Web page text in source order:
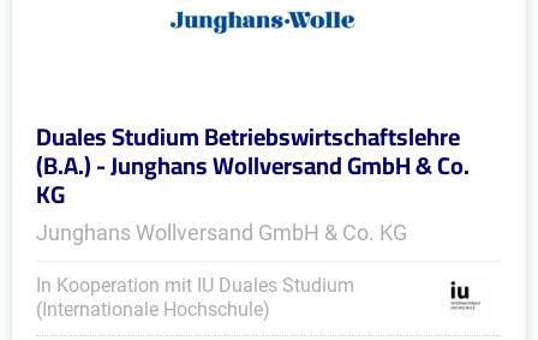
Duales Studium Betriebswirtschaftslehre
(B.A.) - Junghans Wollversand GmbH & Co.
KG
Junghans Wollversand GmbH & Co. KG
In Kooperation mit IU Duales Studium
(Internationale Hochschule)